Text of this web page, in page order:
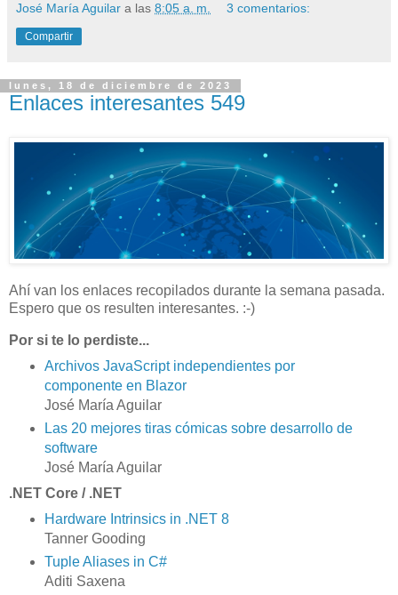
José María Aguilar a las 8:05 a. m. 3 comentarios:
Compartir
lunes, 18 de diciembre de 2023
Enlaces interesantes 549
Ahí van los enlaces recopilados durante la semana pasada.
Espero que os resulten interesantes. :-)
Por si te lo perdiste...
Archivos JavaScript independientes por
componente en Blazor
José María Aguilar
Las 20 mejores tiras cómicas sobre desarrollo de
software
José María Aguilar
.NET Core / .NET
Hardware Intrinsics in .NET 8
Tanner Gooding
Tuple Aliases in C#
Aditi Saxena